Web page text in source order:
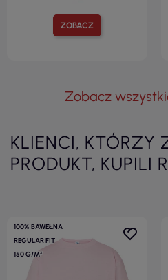
ZOBACZ
Zobacz
KLIENCI, KTÓRZY
PRODUKT, KUPILI
100% BAWEŁNA
REGULAR FIT
150 G/M²